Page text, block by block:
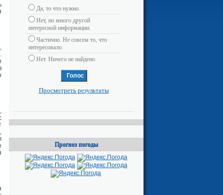
Да, то что нужно.
Нет, но много другой
интересной информации.
Частично. Не совсем то, что
интересовало.
Нет. Ничего не найдено.
Просмотреть результаты
Прогноз погоды